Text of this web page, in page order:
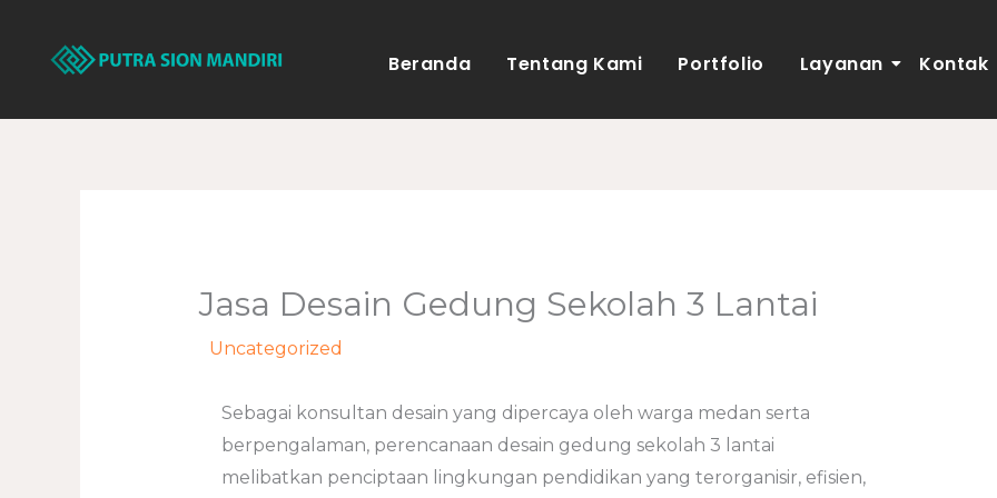
konten
Beranda Tentang Kami Portfolio Layanan Kontak
Jasa Desain Gedung Sekolah 3 Lantai
Uncategorized
Sebagai konsultan desain yang dipercaya oleh warga medan serta
berpengalaman, perencanaan desain gedung sekolah 3 lantai
melibatkan penciptaan lingkungan pendidikan yang terorganisir, efisien,